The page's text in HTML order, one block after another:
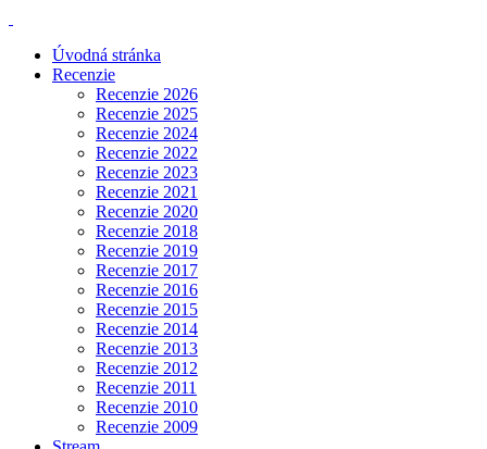
Úvodná stránka
Recenzie
Recenzie 2026
Recenzie 2025
Recenzie 2024
Recenzie 2022
Recenzie 2023
Recenzie 2021
Recenzie 2020
Recenzie 2018
Recenzie 2019
Recenzie 2017
Recenzie 2016
Recenzie 2015
Recenzie 2014
Recenzie 2013
Recenzie 2012
Recenzie 2011
Recenzie 2010
Recenzie 2009